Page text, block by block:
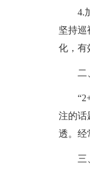
4.
坚持巡
化，有
二
注的话
透。经
三